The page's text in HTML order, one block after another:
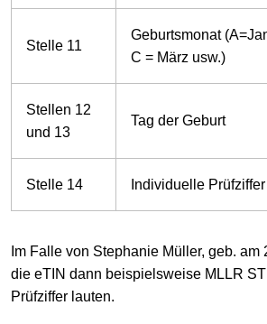
Stelle 11
Geburtsmonat
C = März usw.)
Stellen 12
und 13
Tag der Geburt
Stelle 14 Individuelle
Im Falle von Stephanie Müller, geb. am
die eTIN dann beispielsweise MLLR
Prüfziffer lauten.